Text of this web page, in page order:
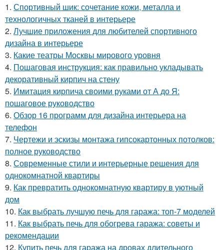
1. Спортивный шик: сочетание кожи, металла и
технологичных тканей в интерьере
2. Лучшие приложения для любителей спортивного
дизайна в интерьере
3. Какие театры Москвы мирового уровня
4. Пошаговая инструкция: как правильно укладывать
декоративный кирпич на стену
5. Имитация кирпича своими руками от А до Я:
пошаговое руководство
6. Обзор 16 программ для дизайна интерьера на
телефон
7. Чертежи и эскизы монтажа гипсокартонных потолков:
полное руководство
8. Современные стили и интерьерные решения для
однокомнатной квартиры
9. Как превратить однокомнатную квартиру в уютный
дом
10. Как выбрать лучшую печь для гаража: топ-7 моделей
11. Как выбрать печь для обогрева гаража: советы и
рекомендации
12. Купить печь для гаража на дровах длительного